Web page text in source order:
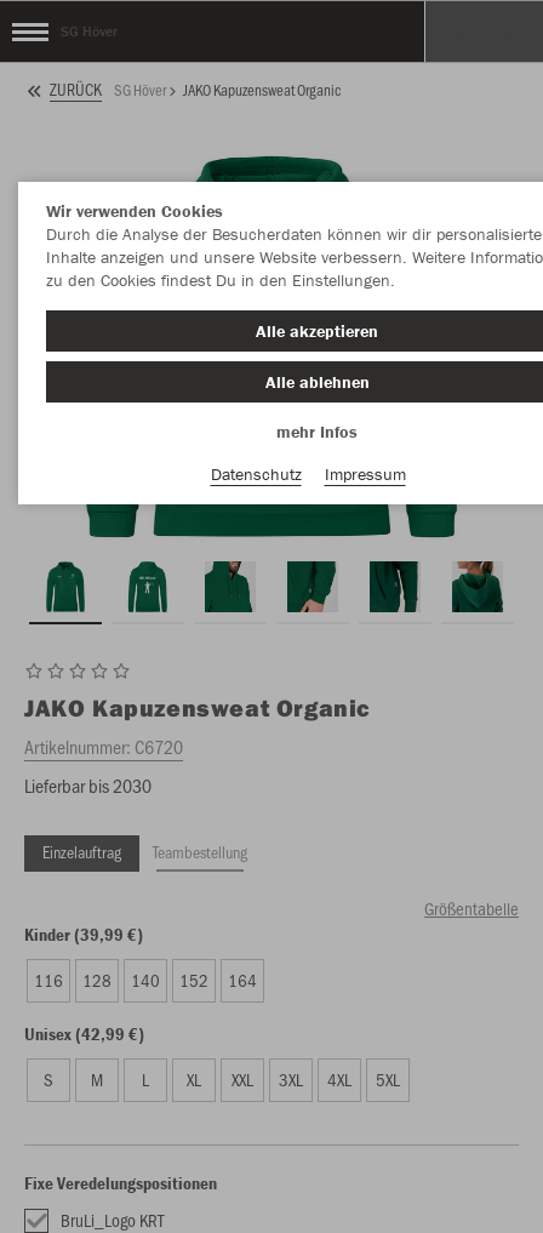
SG Höver
ZURÜCK SG Höver JAKO Kapuzensweat Organic
JAKO Kapuzensweat Organic
Artikelnummer: C6720
Lieferbar bis 2030
Einzelauftrag Teambestellung
Größentabelle
Kinder (39,99 €)
116 128 140 152 164
Unisex (42,99 €)
S M L XL XXL 3XL 4XL 5XL
Fixe Veredelungspositionen
BruLi_Logo KRT
Wir verwenden Cookies
Durch die Analyse der Besucherdaten können wir dir personalisierte
Inhalte anzeigen und unsere Website verbessern. Weitere
zu den Cookies findest Du in den Einstellungen.
Alle akzeptieren
Alle ablehnen
mehr Infos
Datenschutz
Impressum